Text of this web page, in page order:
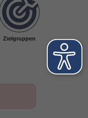
Zielgruppen